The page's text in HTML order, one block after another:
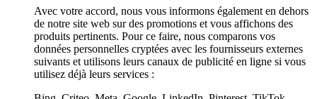
Avec votre accord, nous vous informons également en dehors
de notre site web sur des promotions et vous affichons des
produits pertinents. Pour ce faire, nous comparons vos
données personnelles cryptées avec les fournisseurs externes
suivants et utilisons leurs canaux de publicité en ligne si vous
utilisez déjà leurs services :